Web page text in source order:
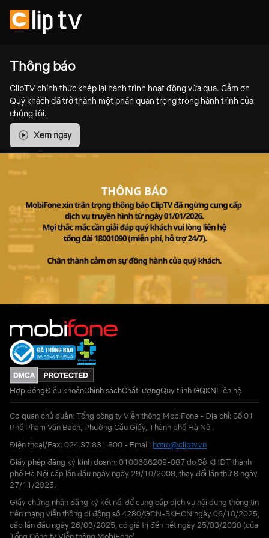
Thông báo
ClipTV chính thức khép lại hành trình hoạt động vừa qua. Cảm ơn
Quý khách đã trở thành một phần quan trọng trong hành trình của
chúng tôi.
Xem ngay
Hợp đồngĐiều khoảnChính sáchChất lượngQuy trình GQKNLiên hệ
Cơ quan chủ quản: Tổng công ty Viễn thông MobiFone - Địa chỉ: Số 01
Phố Phạm Văn Bạch, Phường Cầu Giấy, Thành phố Hà Nội.
Điện thoại/Fax: 024.37.831.800 - Email: hotro@cliptv.vn
Giấy phép đăng ký kinh doanh: 0100686209-087 do Sở KHĐT thành
phố Hà Nội cấp lần đầu ngày ngày 29/10/2008, thay đổi lần thứ 8 ngày
27/11/2025.
Giấy chứng nhận đăng ký kết nối để cung cấp dịch vụ nội dung thông tin
trên mạng viễn thông di động số 4280/GCN-SKHCN ngày 06/10/2025,
cấp lần đầu ngày 26/03/2025, có giá trị đến hết ngày 25/03/2030 (của